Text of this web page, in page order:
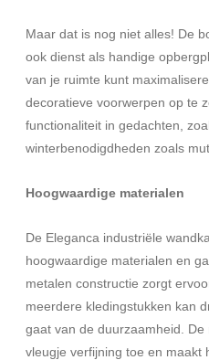
Maar dat is nog niet alles! De
ook dienst als handige
van je ruimte kunt
decoratieve voorwerpen op te
functionaliteit in gedachten,
winterbenodigdheden zoals
Hoogwaardige materialen
De Eleganca industriële
hoogwaardige materialen en
metalen constructie zorgt
meerdere kledingstukken kan
gaat van de duurzaamheid.
vleugje verfijning toe en maakt